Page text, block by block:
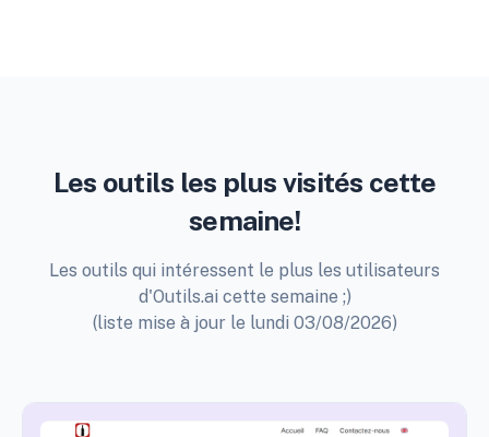
Les outils les plus visités cette
semaine!
Les outils qui intéressent le plus les utilisateurs
d'Outils.ai cette semaine ;)
(liste mise à jour le lundi 03/08/2026)